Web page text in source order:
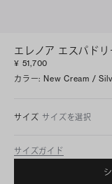
エレノア エスパド
¥ 51,700
カラー: New Cream /
サイズ サイズを選択
サイズガイド